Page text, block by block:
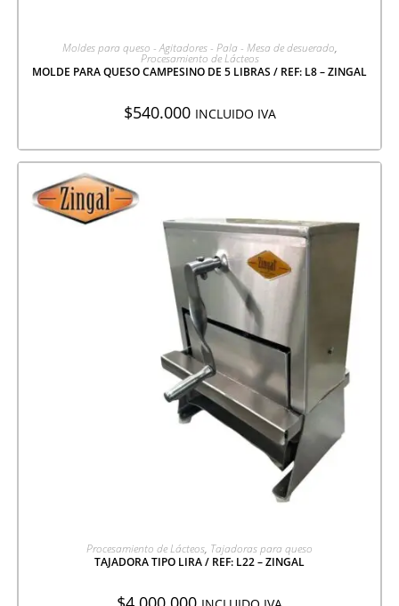
AGREGAR A COTIZACIÓN
Moldes para queso - Agitadores - Pala - Mesa de desuerado,
Procesamiento de Lácteos
MOLDE PARA QUESO CAMPESINO DE 5 LIBRAS / REF: L8 – ZINGAL
$540.000 INCLUIDO IVA
AGREGAR A COTIZACIÓN
Procesamiento de Lácteos, Tajadoras para queso
TAJADORA TIPO LIRA / REF: L22 – ZINGAL